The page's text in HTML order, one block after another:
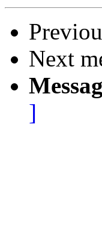
Next
]